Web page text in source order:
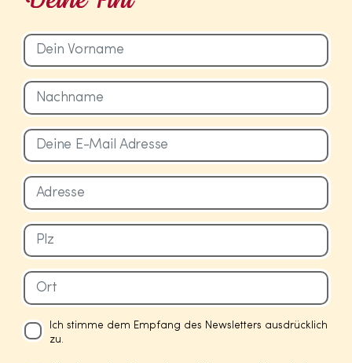
Ich stimme dem Empfang des Newsletters ausdrücklich
zu.